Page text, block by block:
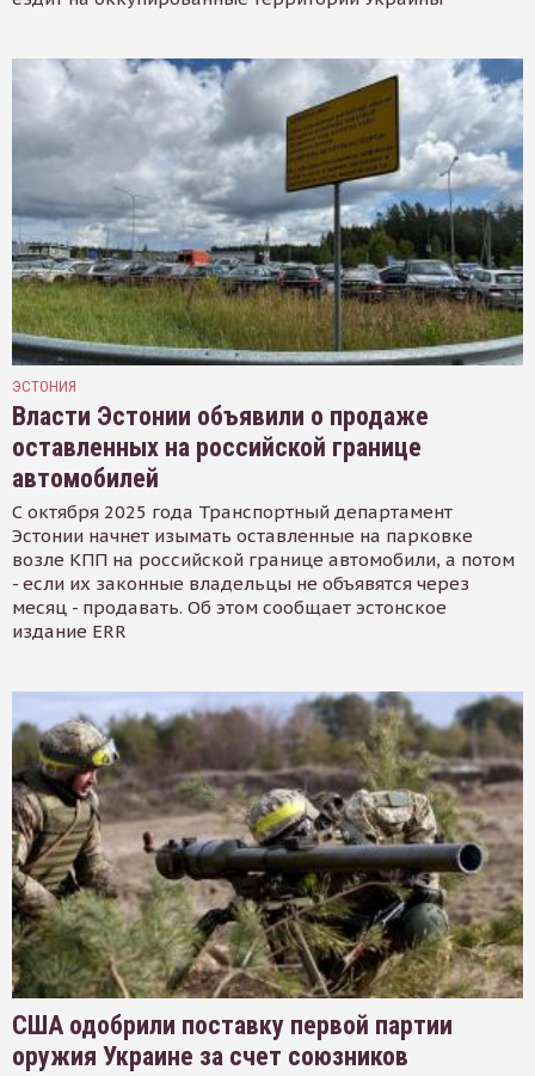
ЭСТОНИЯ
Власти Эстонии объявили о продаже
оставленных на российской границе
автомобилей
С октября 2025 года Транспортный департамент
Эстонии начнет изымать оставленные на парковке
возле КПП на российской границе автомобили, а потом
- если их законные владельцы не объявятся через
месяц - продавать. Об этом сообщает эстонское
издание ERR
США одобрили поставку первой партии
оружия Украине за счет союзников